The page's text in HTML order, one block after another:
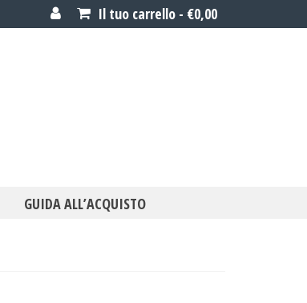
Il tuo carrello - €0,00
GUIDA ALL’ACQUISTO